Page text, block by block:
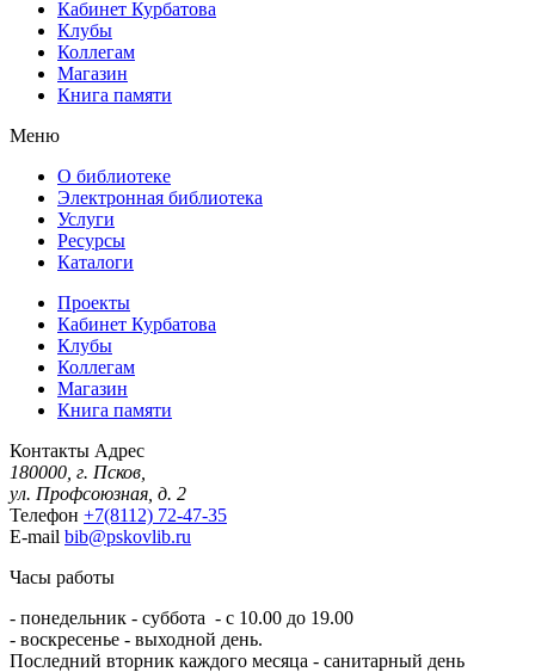
Кабинет Курбатова
Клубы
Коллегам
Магазин
Книга памяти
Меню
О библиотеке
Электронная библиотека
Услуги
Ресурсы
Каталоги
Проекты
Кабинет Курбатова
Клубы
Коллегам
Магазин
Книга памяти
Контакты Адрес
180000, г. Псков,
ул. Профсоюзная, д. 2
Телефон +7(8112) 72-47-35
E-mail bib@pskovlib.ru
Часы работы
- понедельник - суббота - с 10.00 до 19.00
- воскресенье - выходной день.
Последний вторник каждого месяца - санитарный день